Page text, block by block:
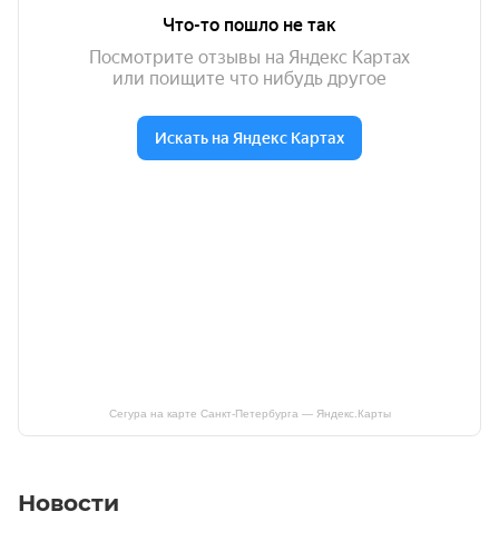
Сегура на карте Санкт‑Петербурга — Яндекс.Карты
Новости